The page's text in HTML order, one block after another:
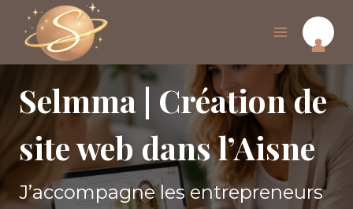
contenu
👤
Selmma | Création de
site web dans l’Aisne
J’accompagne les entrepreneurs